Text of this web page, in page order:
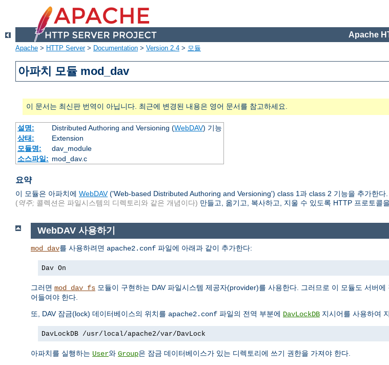
Apache
Apache > HTTP Server> Documentation > Version 2.4 > 모듈
아파치 모듈 mod_dav
이 문서는 최신판 번역이 아닙니다. 최근에 변경된 내용은 영어 문서를 참고하세요.
설명: Distributed Authoring and Versioning (WebDAV) 기능
상태:
Extension
모듈명:
dav_module
소스파일: mod_dav.c
요약
이 모듈은 아파치에 WebDAV('Web-based Distributed Authoring and Versioning') class 1과 class 2 기능을 추가한
(역주; 콜렉션은 파일시스템의 디렉토리와 같은 개념이다) 만들고, 옮기고, 복사하고, 지울 수 있도록 HTTP 프로토콜
WebDAV 사용하기
mod_dav를 사용하려면 apache2.conf 파일에 아래과 같이 추가한다:
Dav On
그러면 mod_dav_fs 모듈이 구현하는 DAV 파일시스템 제공자(provider)를 사용한다. 그러므로 이 모듈도 서버에
어들여야 한다.
또, DAV 잠금(lock) 데이터베이스의 위치를 apache2.conf 파일의 전역 부분에 DavLockDB 지시어를 사용하여
DavLockDB /usr/local/apache2/var/DavLock
아파치를 실행하는 User와 Group은 잠금 데이터베이스가 있는 디렉토리에 쓰기 권한을 가져야 한다.